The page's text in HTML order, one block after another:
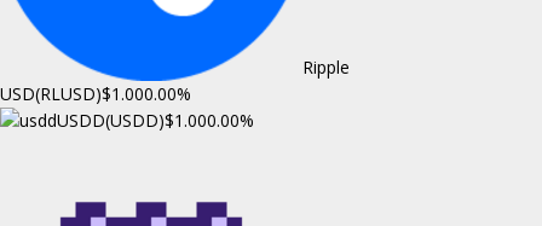
Ripple
USD(RLUSD)$1.000.00%
USDD(USDD)$1.000.00%